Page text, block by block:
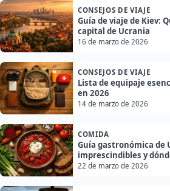
CONSEJOS DE VIAJE
Guía de viaje de Kiev:
capital de Ucrania
16 de marzo de 2026
CONSEJOS DE VIAJE
Lista de equipaje
en 2026
14 de marzo de 2026
COMIDA
Guía gastronómica de
imprescindibles y
22 de marzo de 2026